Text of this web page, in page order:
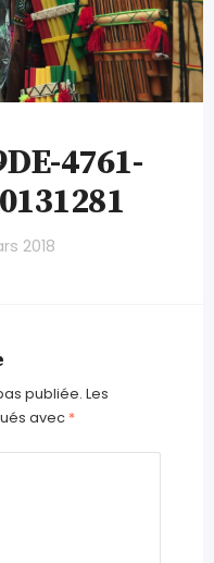
4761-
2018
publiée. Les
avec *